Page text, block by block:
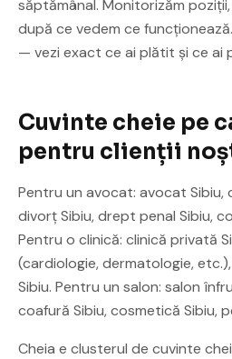
săptămânal. Monitorizăm
după ce vedem ce
— vezi exact ce ai plătit și ce ai
Cuvinte cheie pe
pentru clienții
Pentru un avocat: avocat Sibiu,
divorț Sibiu, drept penal Sibiu,
Pentru o clinică: clinică privată
(cardiologie, dermatologie,
Sibiu. Pentru un salon: salon
coafură Sibiu, cosmetică Sibiu,
Cheia e clusterul de cuvinte